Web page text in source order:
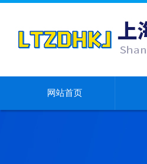
网站首页